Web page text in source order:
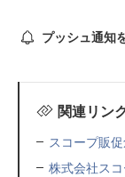
プッシュ通知
関連リン
スコープ販
株式会社ス